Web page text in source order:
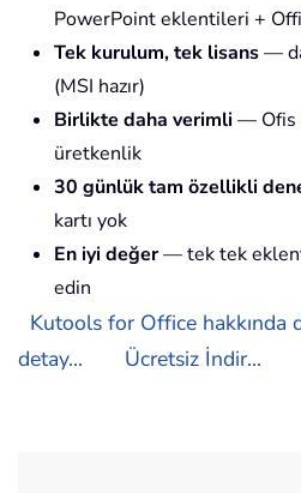
PowerPoint eklentileri +
Tek kurulum, tek lisans—
(MSI hazır)
Birlikte daha verimli — Ofis
üretkenlik
30 günlük tam özellikli
kartı yok
En iyi değer— tek tek
edin
Kutools for Office hakkında
detay...
Ücretsiz İndir...